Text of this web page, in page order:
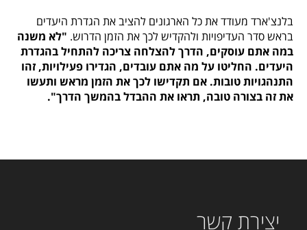
בלנצ'ארד מעודד את כל הארגונים להציב את הגדרת היעדים
בראש סדר העדיפויות ולהקדיש לכך את הזמן הדרוש. "לא משנה
במה אתם עוסקים, הדרך להצלחה צריכה להתחיל בהגדרת
היעדים. החליטו על מה אתם עובדים, הגדירו פעילויות, זהו
התנהגויות טובות. אם תקדישו לכך את הזמן מראש ותעשו
את זה בצורה טובה, תראו את ההבדל בהמשך הדרך".
יצירת קשר